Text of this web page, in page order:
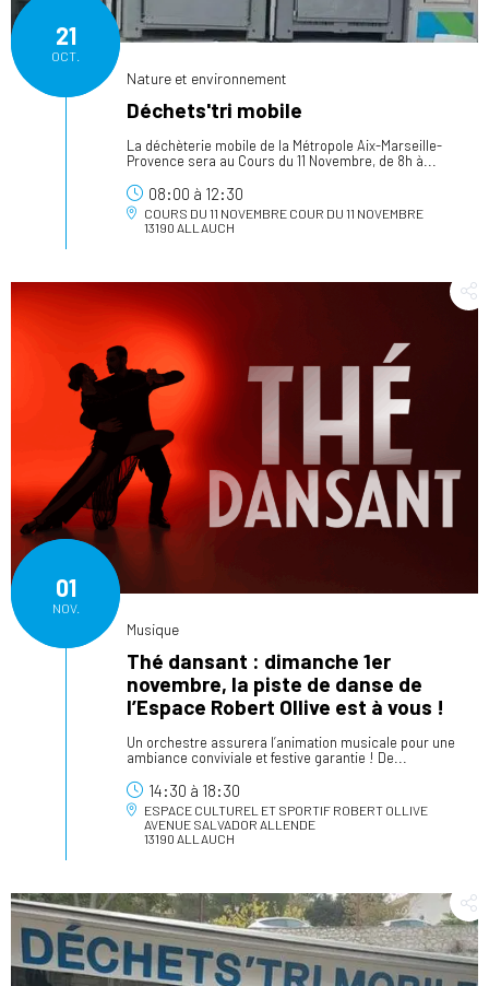
21
OCT.
Nature et environnement
Déchets'tri mobile
La déchèterie mobile de la Métropole Aix-Marseille-
Provence sera au Cours du 11 Novembre, de 8h à...
08:00 à 12:30
COURS DU 11 NOVEMBRE COUR DU 11 NOVEMBRE
13190 ALLAUCH
01
NOV.
Musique
Thé dansant : dimanche 1er
novembre, la piste de danse de
l’Espace Robert Ollive est à vous !
Un orchestre assurera l’animation musicale pour une
ambiance conviviale et festive garantie ! De...
14:30 à 18:30
ESPACE CULTUREL ET SPORTIF ROBERT OLLIVE
AVENUE SALVADOR ALLENDE
13190 ALLAUCH